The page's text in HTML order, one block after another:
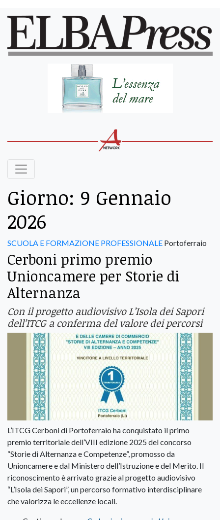
Giorno: 9 Gennaio
2026
SCUOLA E FORMAZIONE PROFESSIONALE Portoferraio
Cerboni primo premio
Unioncamere per Storie di
Alternanza
Con il progetto audiovisivo L’Isola dei Sapori
dell’ITCG a conferma del valore dei percorsi
L’ITCG Cerboni di Portoferraio ha conquistato il primo
premio territoriale dell’VIII edizione 2025 del concorso
“Storie di Alternanza e Competenze”, promosso da
Unioncamere e dal Ministero dell’Istruzione e del Merito. Il
riconoscimento è arrivato grazie al progetto audiovisivo
“L’Isola dei Sapori”, un percorso formativo interdisciplinare
che valorizza le eccellenze locali.